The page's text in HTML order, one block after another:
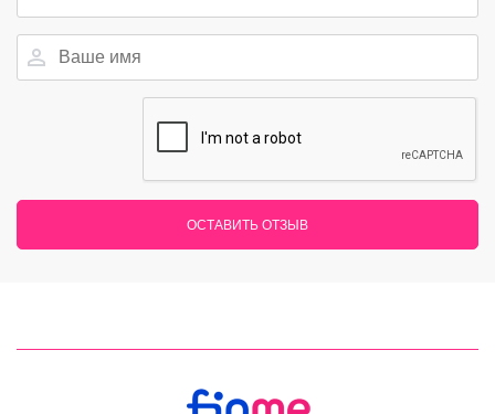
ОСТАВИТЬ ОТЗЫВ